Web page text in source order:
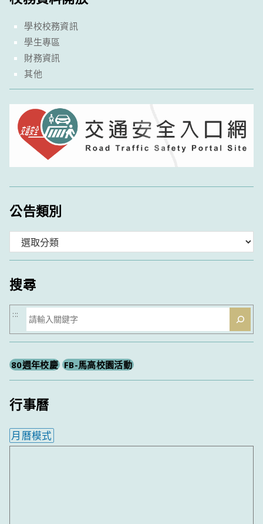
學校校務資訊
學生專區
財務資訊
其他
公告類別
類
搜尋
搜
尋
:::
80週年校慶 FB-馬高校園活動
行事曆
月曆模式